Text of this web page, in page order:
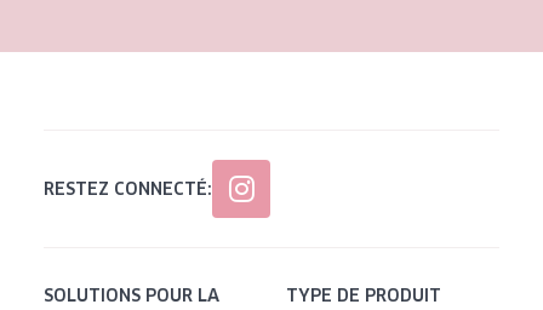
RESTEZ CONNECTÉ:
SOLUTIONS POUR LA
TYPE DE PRODUIT